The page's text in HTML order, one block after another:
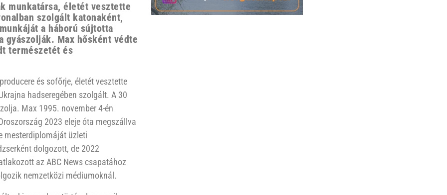
munkatársa, életét vesztette
szolgált katonaként,
a háború sújtotta
gyászolják. Max hősként védte
természetét és
és sofőrje, életét vesztette
hadseregében szolgált. A 30
Max 1995. november 4-én
2023 eleje óta megszállva
mesterdiplomáját üzleti
dolgozott, de 2022
az ABC News csapatához
nemzetközi médiumoknál.